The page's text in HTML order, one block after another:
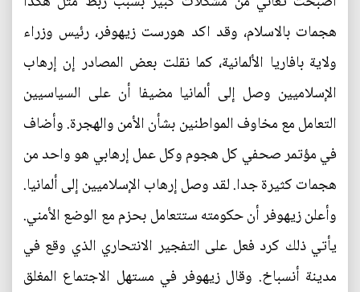
هجمات بالاسلام، وقد اكد هورست زيهوفر، رئيس وزراء
ولاية بافاريا الألمانية، كما نقلت بعض المصادر إن إرهاب
الإسلاميين وصل إلى ألمانيا مضيفا أن على السياسيين
التعامل مع مخاوف المواطنين بشأن الأمن والهجرة. وأضاف
في مؤتمر صحفي كل هجوم وكل عمل إرهابي هو واحد من
هجمات كثيرة جدا. لقد وصل إرهاب الإسلاميين إلى ألمانيا.
وأعلن زيهوفر أن حكومته ستتعامل بحزم مع الوضع الأمني.
يأتي ذلك كرد فعل على التفجير الانتحاري الذي وقع في
مدينة أنسباخ. وقال زيهوفر في مستهل الاجتماع المغلق